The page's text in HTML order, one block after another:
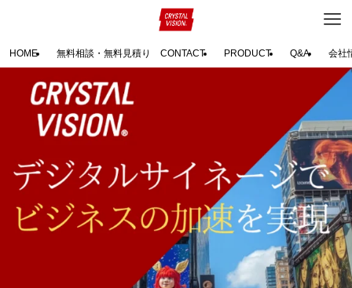
HOME 無料相談・無料見積り CONTACT PRODUCT Q&A 会社